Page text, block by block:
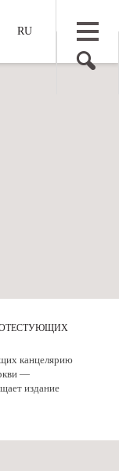
RU
канцелярию
—
издание
патриарха